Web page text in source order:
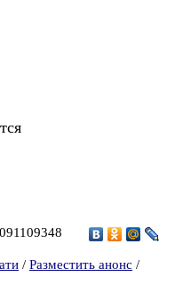
/ Разместить анонс /